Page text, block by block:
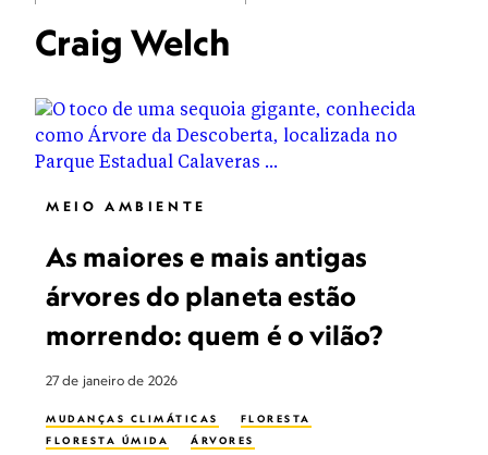
Craig Welch
MEIO AMBIENTE
As maiores e mais antigas
árvores do planeta estão
morrendo: quem é o vilão?
27 de janeiro de 2026
MUDANÇAS CLIMÁTICAS
FLORESTA
FLORESTA ÚMIDA
ÁRVORES